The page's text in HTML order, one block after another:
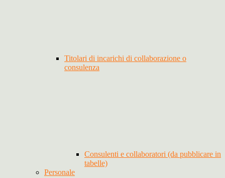
Titolari di incarichi di collaborazione o
consulenza
Consulenti e collaboratori (da pubblicare in
tabelle)
Personale